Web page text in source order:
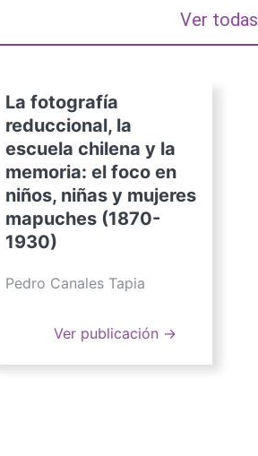
Ver todas
La fotografía
reduccional, la
escuela chilena y la
memoria: el foco en
niños, niñas y mujeres
mapuches (1870-
1930)
Pedro Canales Tapia
Ver publicación →